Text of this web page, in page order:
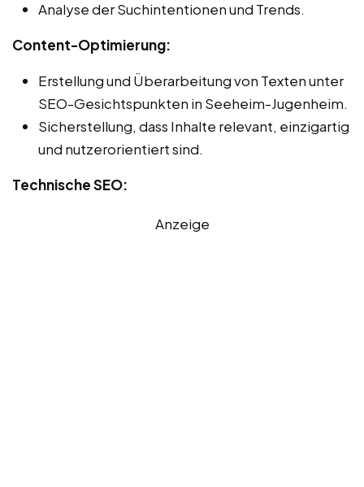
Analyse der Suchintentionen und Trends.
Content-Optimierung:
Erstellung und Überarbeitung von Texten unter
SEO-Gesichtspunkten in Seeheim-Jugenheim.
Sicherstellung, dass Inhalte relevant, einzigartig
und nutzerorientiert sind.
Technische SEO:
Anzeige